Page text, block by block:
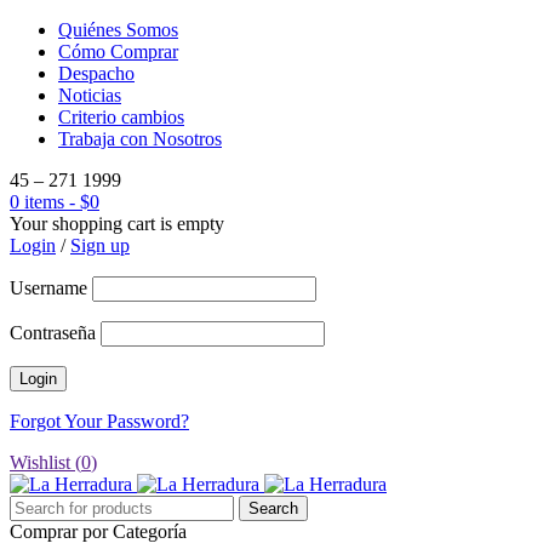
Quiénes Somos
Cómo Comprar
Despacho
Noticias
Criterio cambios
Trabaja con Nosotros
45 – 271 1999
0 items - $0
Your shopping cart is empty
Login / Sign up
Username
Contraseña
Forgot Your Password?
Wishlist (0)
Comprar por Categoría